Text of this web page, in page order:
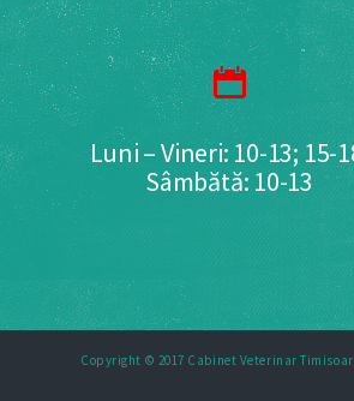
Luni – Vineri: 10-13; 15-
Sâmbătă: 10-13
Copyright © 2017 Cabinet Veterinar